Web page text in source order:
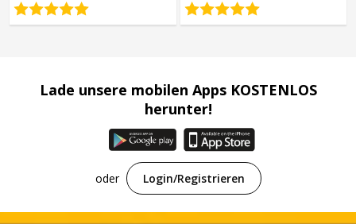
Lade unsere mobilen Apps KOSTENLOS
herunter!
oder Login/Registrieren